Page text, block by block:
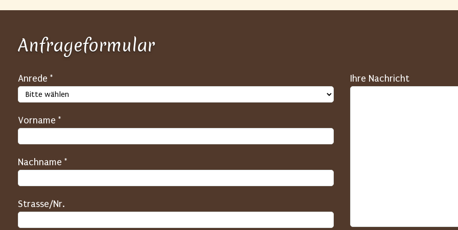
Anfrageformular
S
M
c
h
u
t
Anrede *
Vorname *
Nachname *
Strasse/Nr.
Ihre Nachricht